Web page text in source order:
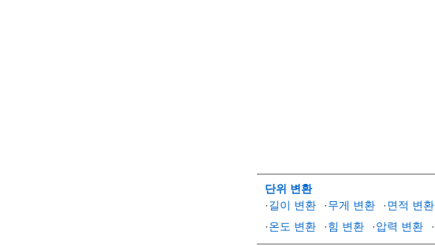
단위 변환
·길이 변환 ·무게 변환 ·면적 변환
·온도 변환 ·힘 변환 ·압력 변환 ·